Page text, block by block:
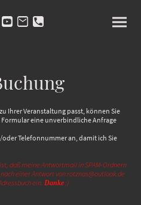
Ihrer Veranstaltung passt, können Sie
eine unverbindliche Anfrage
Telefonnummer an, damit ich Sie
daß meine Antwortmail in SPAM-Ordnern
einer Antwort von rotznas@outlook.de
ein. Danke:)